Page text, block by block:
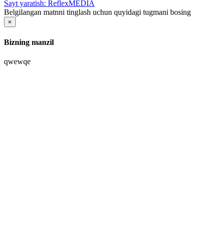
Sayt yaratish: ReflexMEDIA
Belgilangan matnni tinglash uchun quyidagi tugmani bosing
×
Bizning manzil
qwewqe